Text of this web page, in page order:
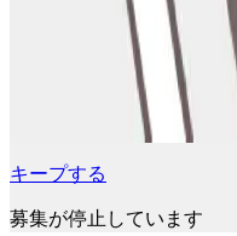
キープする
募集が停止しています